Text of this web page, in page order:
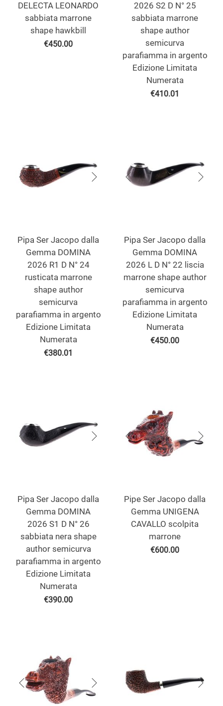
DELECTA LEONARDO
sabbiata marrone
shape hawkbill
€450.00
2026 S2 D N° 25
sabbiata marrone
shape author
semicurva
parafiamma in argento
Edizione Limitata
Numerata
€410.01
Pipa Ser Jacopo dalla
Gemma DOMINA
2026 R1 D N° 24
rusticata marrone
shape author
semicurva
parafiamma in argento
Edizione Limitata
Numerata
€380.01
Pipa Ser Jacopo dalla
Gemma DOMINA
2026 L D N° 22 liscia
marrone shape author
semicurva
parafiamma in argento
Edizione Limitata
Numerata
€450.00
Pipa Ser Jacopo dalla
Gemma DOMINA
2026 S1 D N° 26
sabbiata nera shape
author semicurva
parafiamma in argento
Edizione Limitata
Numerata
€390.00
Pipe Ser Jacopo dalla
Gemma UNIGENA
CAVALLO scolpita
marrone
€600.00